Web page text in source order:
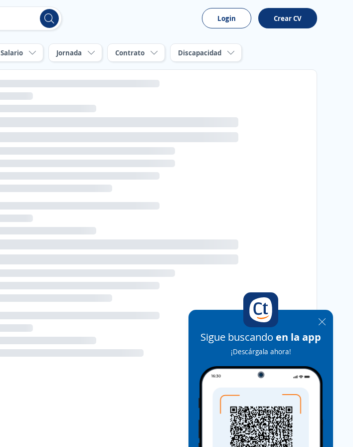
Login Crear CV
Salario Jornada Contrato Discapacidad
Sigue buscando en la app
¡Descárgala ahora!